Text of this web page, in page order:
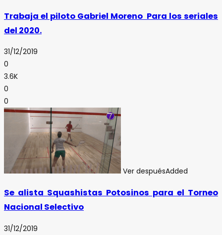
Trabaja el piloto Gabriel Moreno Para los seriales
del 2020.
31/12/2019
0
3.6K
0
0
Ver despuésAdded
Se alista Squashistas Potosinos para el Torneo
Nacional Selectivo
31/12/2019